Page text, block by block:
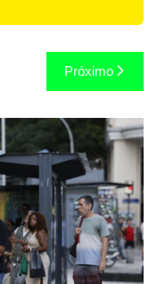
Próximo